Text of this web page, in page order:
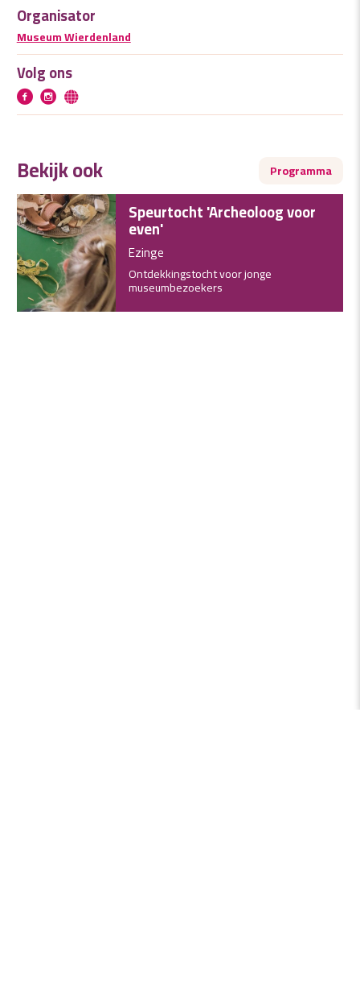
Organisator
Museum Wierdenland
Volg ons
Bekijk ook Programma
Speurtocht 'Archeoloog voor
even'
Ezinge
Ontdekkingstocht voor jonge
museumbezoekers